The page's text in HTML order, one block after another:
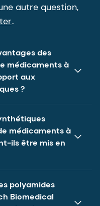
autre question,
.
des
médicaments à
aux
?
nettement moindre
susceptible
effets secondaires et
médicaments à
ils être mis en
polyamides
Biomedical